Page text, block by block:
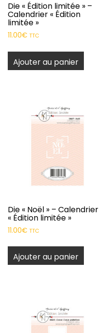
Die « Édition limitée » –
Calendrier « Édition
limitée »
11.00€ TTC
Ajouter au panier
Die « Noël » – Calendrier
« Édition limitée »
11.00€ TTC
Ajouter au panier